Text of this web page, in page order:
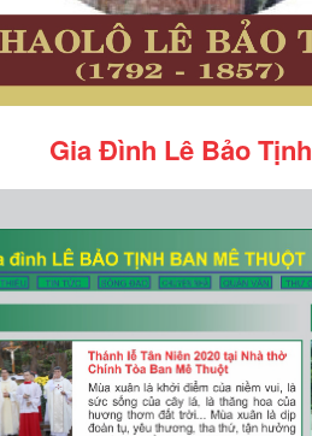
Gia Đình Lê Bảo Tịnh